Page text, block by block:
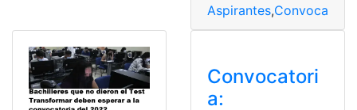
Aspirantes,
Convocatori
a: